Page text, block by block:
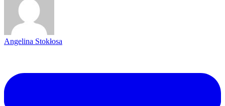
Angelina Stokłosa